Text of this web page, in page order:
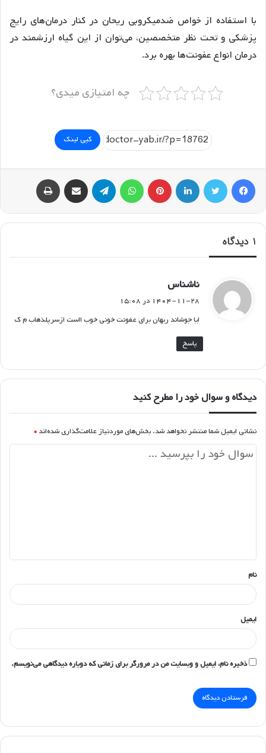
با استفاده از خواص ضدمیکروبی ریحان در کنار درمان‌های رایج
پزشکی و تحت نظر متخصصین، می‌توان از این گیاه ارزشمند در
درمان انواع عفونت‌ها بهره برد.
چه امتیازی میدی؟
کپی لینک
فیسبوک توییتر لینکداین پینتریست تلگرام اشتراک گذاری با ایمیل
1 دیدگاه
ناشناس
:
۱۴۰۴-۱۱-۲۸ در ۱۵:۰۸
ایا جوشاند ریهان برای عفونت خونی خوب ااست ازسرپلذهاب م ک
پاسخ
دیدگاه و سوال خود را مطرح کنید
نشانی ایمیل شما منتشر نخواهد شد. بخش‌های موردنیاز علامت‌گذاری شده‌اند *
*
نام
ایمیل
ذخیره نام، ایمیل و وبسایت من در مرورگر برای زمانی که دوباره دیدگاهی می‌نویسم.